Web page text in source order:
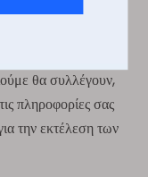
θα συλλέγουν,
πληροφορίες σας
την εκτέλεση των